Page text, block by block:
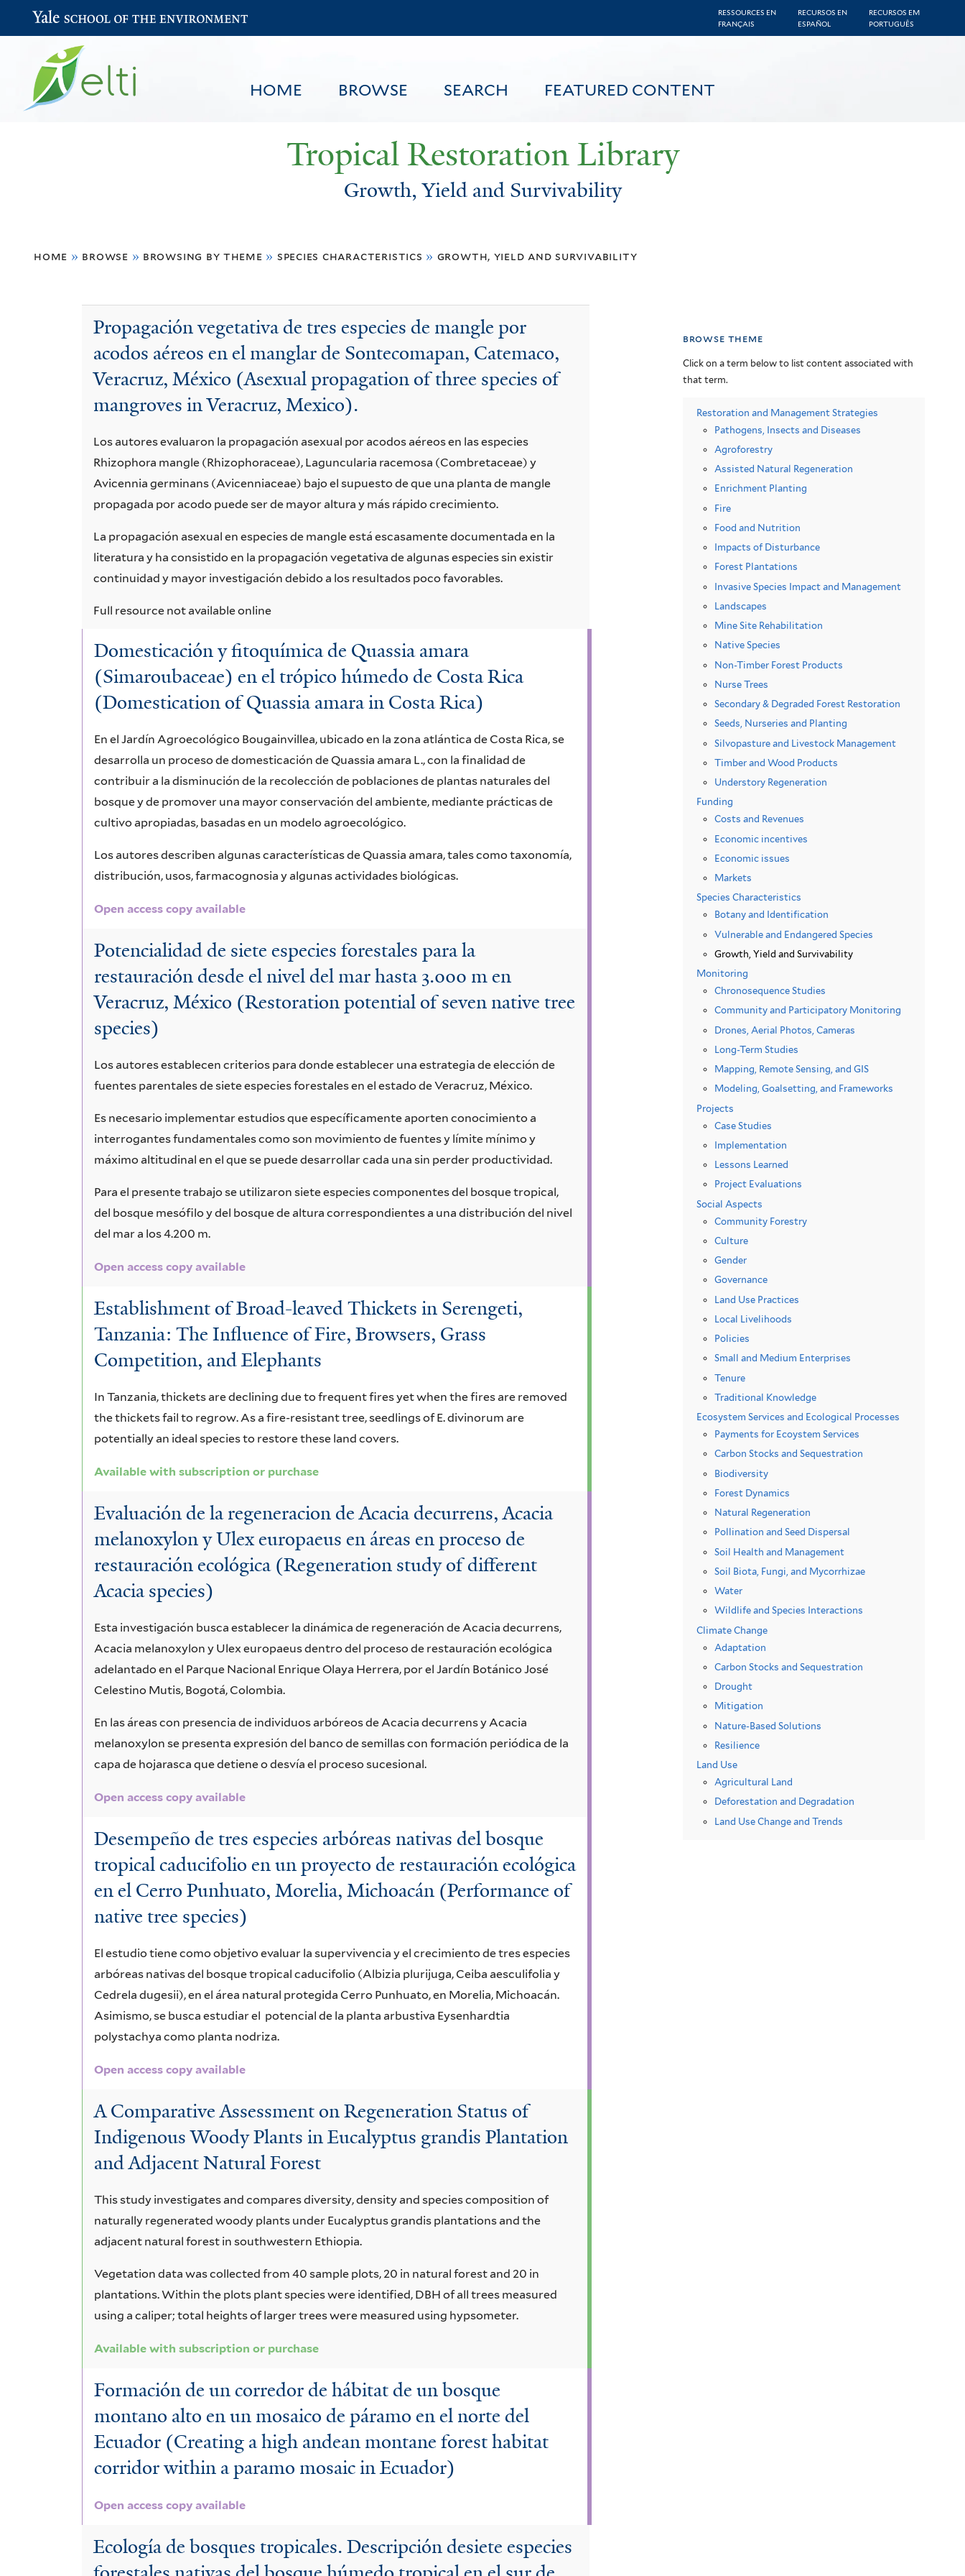
to
content
RESSOURCES EN
FRANÇAIS
RECURSOS EN
ESPAÑOL
RECURSOS EM
PORTUGUÊS
HOME BROWSE SEARCH FEATURED CONTENT
Yale School of the Environment
Tropical Restoration Library
Growth, Yield and Survivability
are
home » browse » browsing by theme » species characteristics » growth, yield and survivability
Growth,
Yield
and
Survivability
Propagación vegetativa de tres especies de mangle por
acodos aéreos en el manglar de Sontecomapan, Catemaco,
Veracruz, México (Asexual propagation of three species of
mangroves in Veracruz, Mexico).
Los autores evaluaron la propagación asexual por acodos aéreos en las especies
Rhizophora mangle (Rhizophoraceae), Laguncularia racemosa (Combretaceae) y
Avicennia germinans (Avicenniaceae) bajo el supuesto de que una planta de mangle
propagada por acodo puede ser de mayor altura y más rápido crecimiento.
La propagación asexual en especies de mangle está escasamente documentada en la
literatura y ha consistido en la propagación vegetativa de algunas especies sin existir
continuidad y mayor investigación debido a los resultados poco favorables.
Full resource not available online
Domesticación y fitoquímica de Quassia amara
(Simaroubaceae) en el trópico húmedo de Costa Rica
(Domestication of Quassia amara in Costa Rica)
En el Jardín Agroecológico Bougainvillea, ubicado en la zona atlántica de Costa Rica, se
desarrolla un proceso de domesticación de Quassia amara L., con la finalidad de
contribuir a la disminución de la recolección de poblaciones de plantas naturales del
bosque y de promover una mayor conservación del ambiente, mediante prácticas de
cultivo apropiadas, basadas en un modelo agroecológico.
Los autores describen algunas características de Quassia amara, tales como taxonomía,
distribución, usos, farmacognosia y algunas actividades biológicas.
Open access copy available
Potencialidad de siete especies forestales para la
restauración desde el nivel del mar hasta 3.000 m en
Veracruz, México (Restoration potential of seven native tree
species)
Los autores establecen criterios para donde establecer una estrategia de elección de
fuentes parentales de siete especies forestales en el estado de Veracruz, México.
Es necesario implementar estudios que específicamente aporten conocimiento a
interrogantes fundamentales como son movimiento de fuentes y límite mínimo y
máximo altitudinal en el que se puede desarrollar cada una sin perder productividad.
Para el presente trabajo se utilizaron siete especies componentes del bosque tropical,
del bosque mesófilo y del bosque de altura correspondientes a una distribución del nivel
del mar a los 4.200 m.
Open access copy available
Establishment of Broad-leaved Thickets in Serengeti,
Tanzania: The Influence of Fire, Browsers, Grass
Competition, and Elephants
In Tanzania, thickets are declining due to frequent fires yet when the fires are removed
the thickets fail to regrow. As a fire-resistant tree, seedlings of E. divinorum are
potentially an ideal species to restore these land covers.
Available with subscription or purchase
Evaluación de la regeneracion de Acacia decurrens, Acacia
melanoxylon y Ulex europaeus en áreas en proceso de
restauración ecológica (Regeneration study of different
Acacia species)
Esta investigación busca establecer la dinámica de regeneración de Acacia decurrens,
Acacia melanoxylon y Ulex europaeus dentro del proceso de restauración ecológica
adelantado en el Parque Nacional Enrique Olaya Herrera, por el Jardín Botánico José
Celestino Mutis, Bogotá, Colombia.
En las áreas con presencia de individuos arbóreos de Acacia decurrens y Acacia
melanoxylon se presenta expresión del banco de semillas con formación periódica de la
capa de hojarasca que detiene o desvía el proceso sucesional.
Open access copy available
Desempeño de tres especies arbóreas nativas del bosque
tropical caducifolio en un proyecto de restauración ecológica
en el Cerro Punhuato, Morelia, Michoacán (Performance of
native tree species)
El estudio tiene como objetivo evaluar la supervivencia y el crecimiento de tres especies
arbóreas nativas del bosque tropical caducifolio (Albizia plurijuga, Ceiba aesculifolia y
Cedrela dugesii), en el área natural protegida Cerro Punhuato, en Morelia, Michoacán.
Asimismo, se busca estudiar el potencial de la planta arbustiva Eysenhardtia
polystachya como planta nodriza.
Open access copy available
A Comparative Assessment on Regeneration Status of
Indigenous Woody Plants in Eucalyptus grandis Plantation
and Adjacent Natural Forest
This study investigates and compares diversity, density and species composition of
naturally regenerated woody plants under Eucalyptus grandis plantations and the
adjacent natural forest in southwestern Ethiopia.
Vegetation data was collected from 40 sample plots, 20 in natural forest and 20 in
plantations. Within the plots plant species were identified, DBH of all trees measured
using a caliper; total heights of larger trees were measured using hypsometer.
Available with subscription or purchase
Formación de un corredor de hábitat de un bosque
montano alto en un mosaico de páramo en el norte del
Ecuador (Creating a high andean montane forest habitat
corridor within a paramo mosaic in Ecuador)
Open access copy available
Ecología de bosques tropicales. Descripción desiete especies
browse theme
Click on a term below to list content associated with
that term.
Restoration and Management Strategies
Pathogens, Insects and Diseases
Agroforestry
Assisted Natural Regeneration
Enrichment Planting
Fire
Food and Nutrition
Impacts of Disturbance
Forest Plantations
Invasive Species Impact and Management
Landscapes
Mine Site Rehabilitation
Native Species
Non-Timber Forest Products
Nurse Trees
Secondary & Degraded Forest Restoration
Seeds, Nurseries and Planting
Silvopasture and Livestock Management
Timber and Wood Products
Understory Regeneration
Funding
Costs and Revenues
Economic incentives
Economic issues
Markets
Species Characteristics
Botany and Identification
Vulnerable and Endangered Species
Growth, Yield and Survivability
Monitoring
Chronosequence Studies
Community and Participatory Monitoring
Drones, Aerial Photos, Cameras
Long-Term Studies
Mapping, Remote Sensing, and GIS
Modeling, Goalsetting, and Frameworks
Projects
Case Studies
Implementation
Lessons Learned
Project Evaluations
Social Aspects
Community Forestry
Culture
Gender
Governance
Land Use Practices
Local Livelihoods
Policies
Small and Medium Enterprises
Tenure
Traditional Knowledge
Ecosystem Services and Ecological Processes
Payments for Ecoystem Services
Carbon Stocks and Sequestration
Biodiversity
Forest Dynamics
Natural Regeneration
Pollination and Seed Dispersal
Soil Health and Management
Soil Biota, Fungi, and Mycorrhizae
Water
Wildlife and Species Interactions
Climate Change
Adaptation
Carbon Stocks and Sequestration
Drought
Mitigation
Nature-Based Solutions
Resilience
Land Use
Agricultural Land
Deforestation and Degradation
Land Use Change and Trends